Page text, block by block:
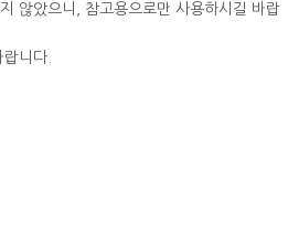
않았으니, 참고용으로만 사용하시길 바랍
니다.